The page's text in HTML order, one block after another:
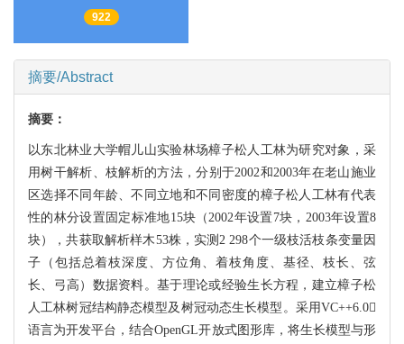
922
摘要/Abstract
摘要：
以东北林业大学帽儿山实验林场樟子松人工林为研究对象，采
用树干解析、枝解析的方法，分别于2002和2003年在老山施业
区选择不同年龄、不同立地和不同密度的樟子松人工林有代表
性的林分设置固定标准地15块（2002年设置7块，2003年设置8
块），共获取解析样木53株，实测2 298个一级枝活枝条变量因
子（包括总着枝深度、方位角、着枝角度、基径、枝长、弦
长、弓高）数据资料。基于理论或经验生长方程，建立樟子松
人工林树冠结构静态模型及树冠动态生长模型。采用VC++6.0
语言为开发平台，结合OpenGL开放式图形库， 将生长模型与形